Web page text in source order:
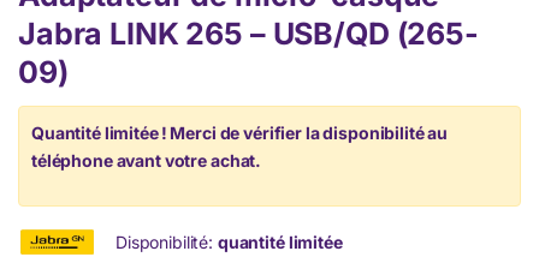
Jabra LINK 265 – USB/QD (265-
09)
Quantité limitée ! Merci de vérifier la disponibilité au
téléphone avant votre achat.
Disponibilité: quantité limitée